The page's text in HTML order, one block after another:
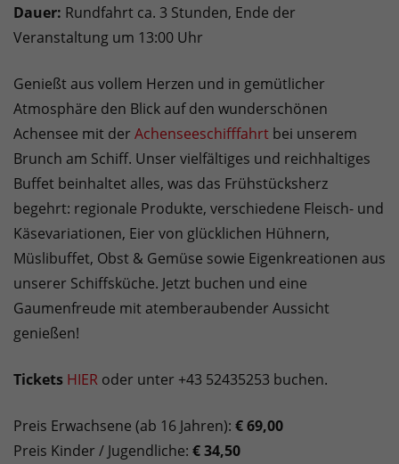
Dauer: Rundfahrt ca. 3 Stunden, Ende der
Veranstaltung um 13:00 Uhr
Genießt aus vollem Herzen und in gemütlicher
Atmosphäre den Blick auf den wunderschönen
Achensee mit der Achenseeschifffahrt bei unserem
Brunch am Schiff. Unser vielfältiges und reichhaltiges
Buffet beinhaltet alles, was das Frühstücksherz
begehrt: regionale Produkte, verschiedene Fleisch- und
Käsevariationen, Eier von glücklichen Hühnern,
Müslibuffet, Obst & Gemüse sowie Eigenkreationen aus
unserer Schiffsküche. Jetzt buchen und eine
Gaumenfreude mit atemberaubender Aussicht
genießen!
Tickets HIER oder unter +43 52435253 buchen.
Preis Erwachsene (ab 16 Jahren): € 69,00
Preis Kinder / Jugendliche: € 34,50